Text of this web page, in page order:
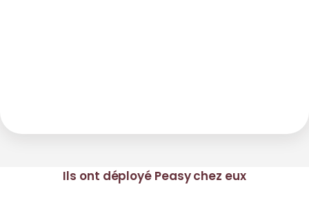
Ils ont déployé Peasy chez eux